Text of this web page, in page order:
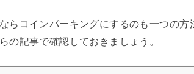
らコインパーキングにするのも一つの
の記事で確認しておきましょう。